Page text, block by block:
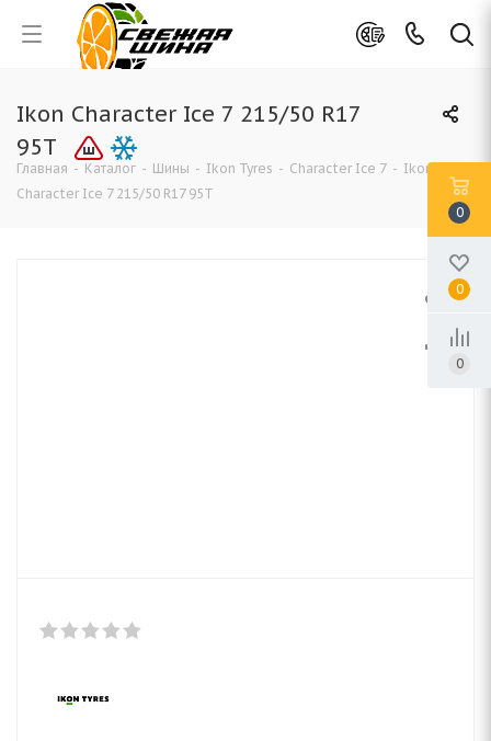
Ikon Character Ice 7 215/50 R17
95T
Главная - Каталог - Шины - Ikon Tyres - Character Ice 7 - Ikon
Character Ice 7 215/50 R17 95T
0
0
0